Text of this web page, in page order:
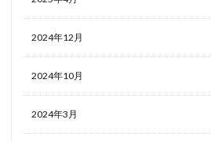
2024年12月
2024年10月
2024年3月